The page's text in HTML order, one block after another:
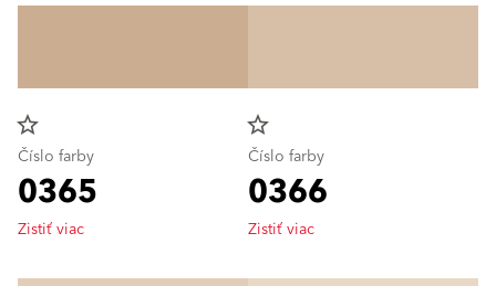
star_border
Číslo farby
0365
Zistiť viac
star_border
Číslo farby
0366
Zistiť viac